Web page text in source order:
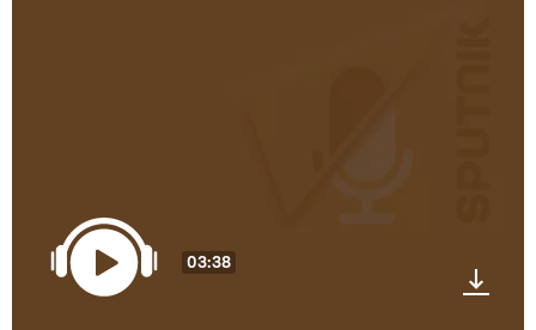
03:38